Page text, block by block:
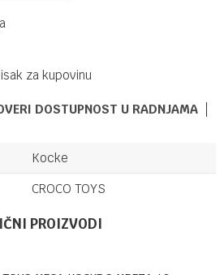
za kupovinu
DOSTUPNOST U RADNJAMA
Kocke
CROCO TOYS
PROIZVODI